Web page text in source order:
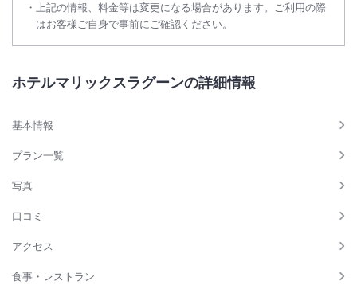
上記の情報、料金等は変更になる場合があります。ご利用の際
はお客様ご自身で事前にご確認ください。
ホテルマリックスラグーンの詳細情報
基本情報
プラン一覧
写真
口コミ
アクセス
食事・レストラン